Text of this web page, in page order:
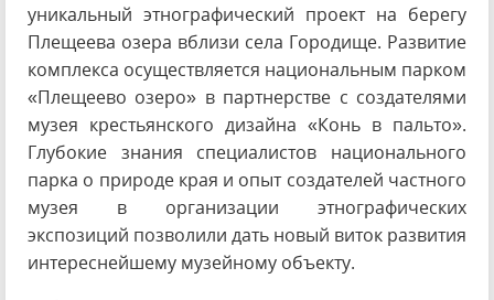
уникальный этнографический проект на берегу
Плещеева озера вблизи села Городище. Развитие
комплекса осуществляется национальным парком
«Плещеево озеро» в партнерстве с создателями
музея крестьянского дизайна «Конь в пальто».
Глубокие знания специалистов национального
парка о природе края и опыт создателей частного
музея в организации этнографических
экспозиций позволили дать новый виток развития
интереснейшему музейному объекту.